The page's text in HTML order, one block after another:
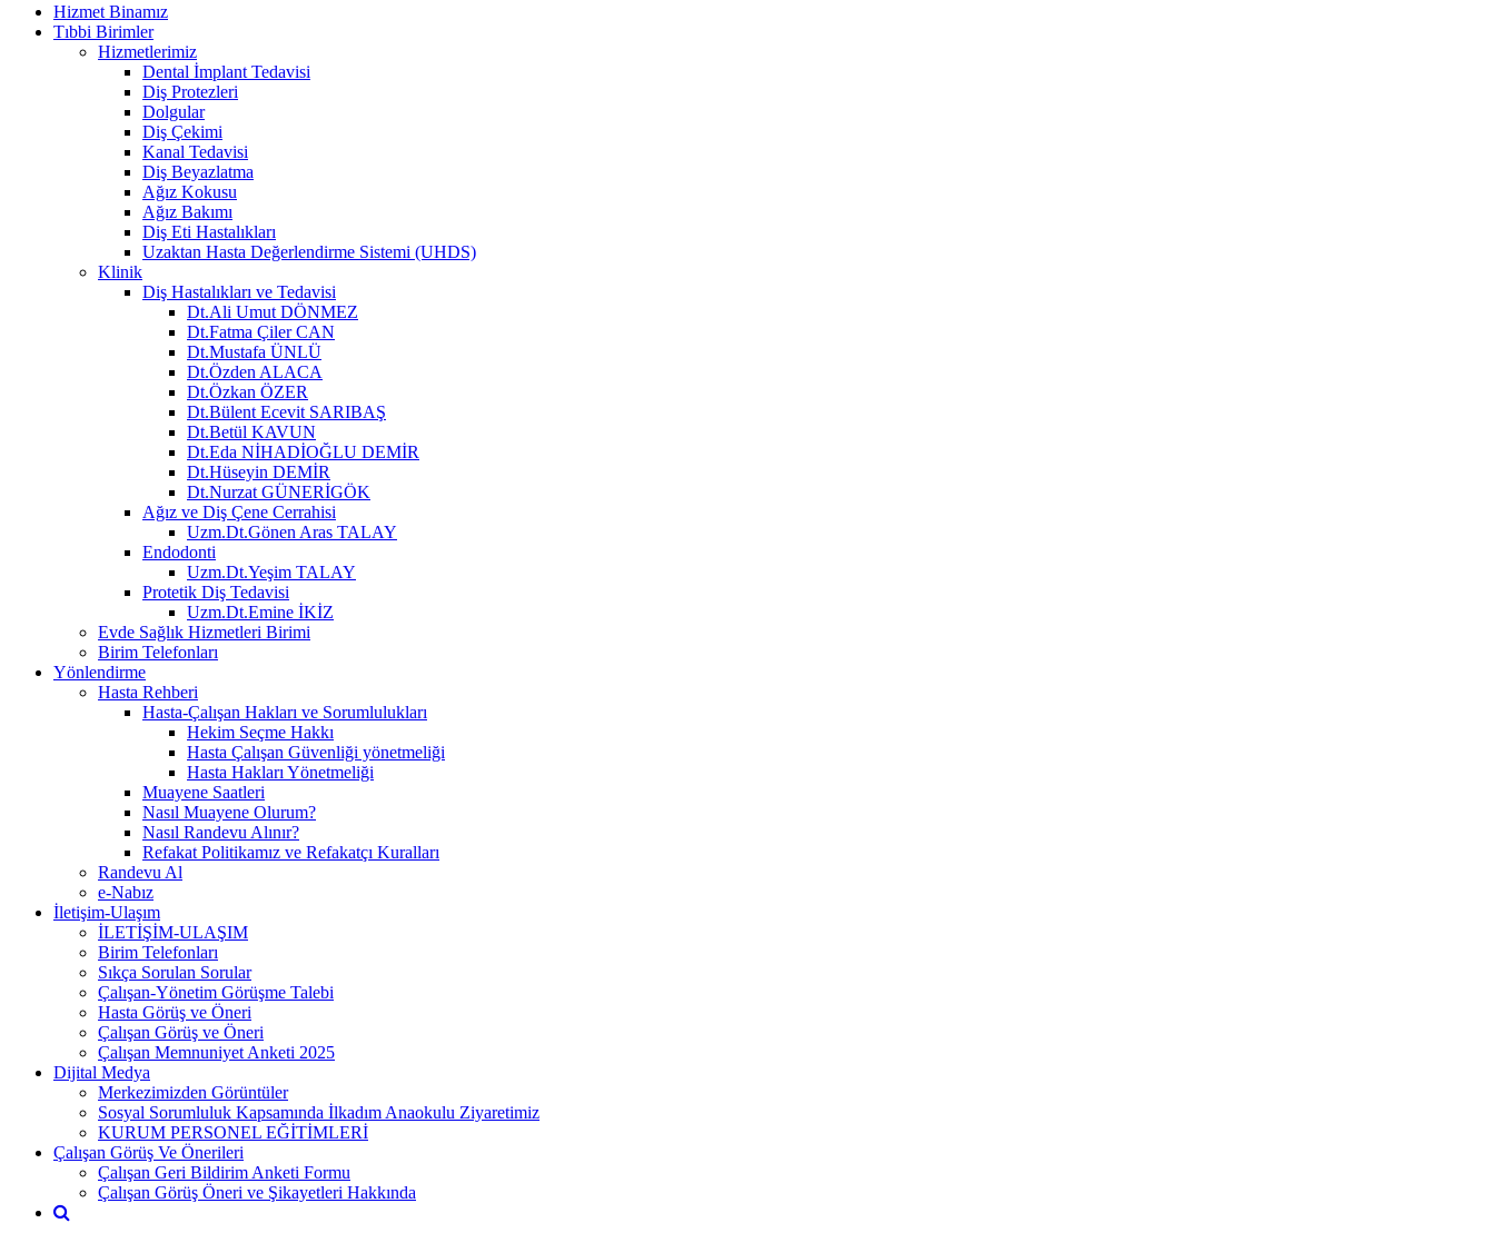
Hizmet Binamız
Tıbbi Birimler
Hizmetlerimiz
Dental İmplant Tedavisi
Diş Protezleri
Dolgular
Diş Çekimi
Kanal Tedavisi
Diş Beyazlatma
Ağız Kokusu
Ağız Bakımı
Diş Eti Hastalıkları
Uzaktan Hasta Değerlendirme Sistemi (UHDS)
Klinik
Diş Hastalıkları ve Tedavisi
Dt.Ali Umut DÖNMEZ
Dt.Fatma Çiler CAN
Dt.Mustafa ÜNLÜ
Dt.Özden ALACA
Dt.Özkan ÖZER
Dt.Bülent Ecevit SARIBAŞ
Dt.Betül KAVUN
Dt.Eda NİHADİOĞLU DEMİR
Dt.Hüseyin DEMİR
Dt.Nurzat GÜNERİGÖK
Ağız ve Diş Çene Cerrahisi
Uzm.Dt.Gönen Aras TALAY
Endodonti
Uzm.Dt.Yeşim TALAY
Protetik Diş Tedavisi
Uzm.Dt.Emine İKİZ
Evde Sağlık Hizmetleri Birimi
Birim Telefonları
Yönlendirme
Hasta Rehberi
Hasta-Çalışan Hakları ve Sorumlulukları
Hekim Seçme Hakkı
Hasta Çalışan Güvenliği yönetmeliği
Hasta Hakları Yönetmeliği
Muayene Saatleri
Nasıl Muayene Olurum?
Nasıl Randevu Alınır?
Refakat Politikamız ve Refakatçı Kuralları
Randevu Al
e-Nabız
İletişim-Ulaşım
İLETİŞİM-ULAŞIM
Birim Telefonları
Sıkça Sorulan Sorular
Çalışan-Yönetim Görüşme Talebi
Hasta Görüş ve Öneri
Çalışan Görüş ve Öneri
Çalışan Memnuniyet Anketi 2025
Dijital Medya
Merkezimizden Görüntüler
Sosyal Sorumluluk Kapsamında İlkadım Anaokulu Ziyaretimiz
KURUM PERSONEL EĞİTİMLERİ
Çalışan Görüş Ve Önerileri
Çalışan Geri Bildirim Anketi Formu
Çalışan Görüş Öneri ve Şikayetleri Hakkında